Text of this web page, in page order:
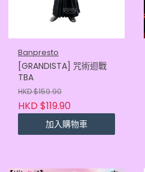
Banpresto
[GRANDISTA] 咒術迴戰
TBA
HKD $159.90
HKD $119.90
加入購物車